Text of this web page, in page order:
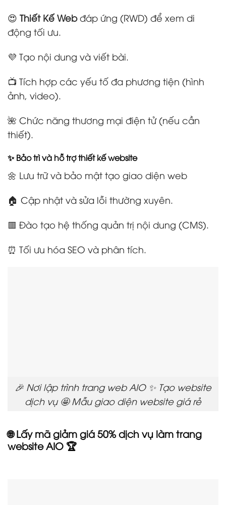
😍 Thiết Kế Webđáp ứng (RWD) để xem di
động tối ưu.
💜 Tạo nội dung và viết bài.
📺 Tích hợp các yếu tố đa phương tiện (hình
ảnh, video).
🌺 Chức năng thương mại điện tử (nếu cần
thiết).
✨ Bảo trì và hỗ trợ thiết kế website
🌼 Lưu trữ và bảo mật tạo giao diện web
🏠 Cập nhật và sửa lỗi thường xuyên.
🟥 Đào tạo hệ thống quản trị nội dung (CMS).
⏰ Tối ưu hóa SEO và phân tích.
🎉 Nơi lập trình trang web AIO ✨ Tạo website
dịch vụ 🤩 Mẫu giao diện website giá rẻ
🌐 Lấy mã giảm giá 50% dịch vụ làm trang
website AIO 🏆